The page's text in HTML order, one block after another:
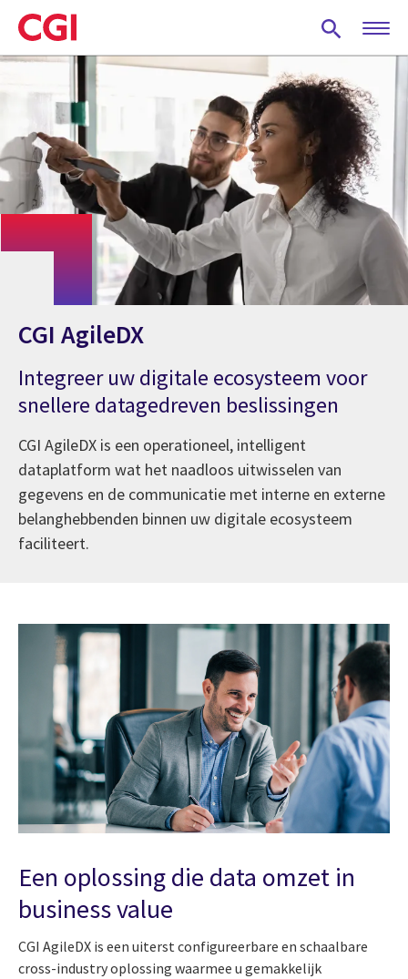
Skip
to
main
CGI AgileDX
Integreer uw digitale ecosysteem voor
snellere datagedreven beslissingen
CGI AgileDX is een operationeel, intelligent
dataplatform wat het naadloos uitwisselen van
gegevens en de communicatie met interne en externe
belanghebbenden binnen uw digitale ecosysteem
faciliteert.
Een oplossing die data omzet in
business value
CGI AgileDX is een uiterst configureerbare en schaalbare
cross-industry oplossing waarmee u gemakkelijk